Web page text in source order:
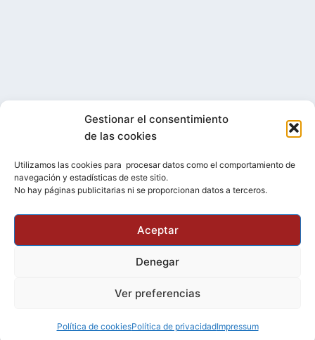
Gestionar el consentimiento
de las cookies
Utilizamos las cookies para procesar datos como el comportamiento de
navegación y estadísticas de este sitio.
No hay páginas publicitarias ni se proporcionan datos a terceros.
Aceptar
Denegar
Ver preferencias
Política de cookiesPolítica de privacidadImpressum
Facebook
YouTube
Bluesky
Telegram
Esta obra está bajo unalicencia de Creative
Commons Reconocimiento-CompartirIgual 4.0
Internacional